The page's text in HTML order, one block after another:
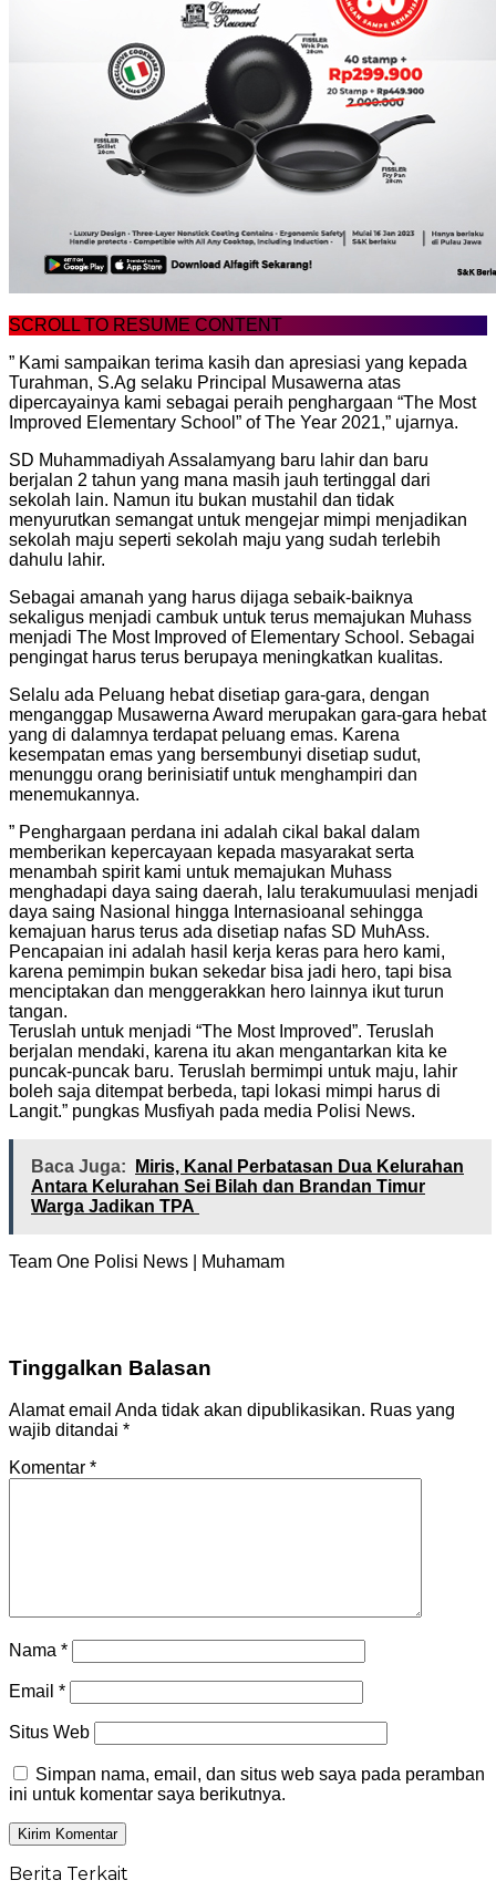
SCROLL TO RESUME CONTENT
” Kami sampaikan terima kasih dan apresiasi yang kepada
Turahman, S.Ag selaku Principal Musawerna atas
dipercayainya kami sebagai peraih penghargaan “The Most
Improved Elementary School” of The Year 2021,” ujarnya.
SD Muhammadiyah Assalamyang baru lahir dan baru
berjalan 2 tahun yang mana masih jauh tertinggal dari
sekolah lain. Namun itu bukan mustahil dan tidak
menyurutkan semangat untuk mengejar mimpi menjadikan
sekolah maju seperti sekolah maju yang sudah terlebih
dahulu lahir.
Sebagai amanah yang harus dijaga sebaik-baiknya
sekaligus menjadi cambuk untuk terus memajukan Muhass
menjadi The Most Improved of Elementary School. Sebagai
pengingat harus terus berupaya meningkatkan kualitas.
Selalu ada Peluang hebat disetiap gara-gara, dengan
menganggap Musawerna Award merupakan gara-gara hebat
yang di dalamnya terdapat peluang emas. Karena
kesempatan emas yang bersembunyi disetiap sudut,
menunggu orang berinisiatif untuk menghampiri dan
menemukannya.
” Penghargaan perdana ini adalah cikal bakal dalam
memberikan kepercayaan kepada masyarakat serta
menambah spirit kami untuk memajukan Muhass
menghadapi daya saing daerah, lalu terakumuulasi menjadi
daya saing Nasional hingga Internasioanal sehingga
kemajuan harus terus ada disetiap nafas SD MuhAss.
Pencapaian ini adalah hasil kerja keras para hero kami,
karena pemimpin bukan sekedar bisa jadi hero, tapi bisa
menciptakan dan menggerakkan hero lainnya ikut turun
tangan.
Teruslah untuk menjadi “The Most Improved”. Teruslah
berjalan mendaki, karena itu akan mengantarkan kita ke
puncak-puncak baru. Teruslah bermimpi untuk maju, lahir
boleh saja ditempat berbeda, tapi lokasi mimpi harus di
Langit.” pungkas Musfiyah pada media Polisi News.
Baca Juga:
Miris, Kanal Perbatasan Dua Kelurahan
Antara Kelurahan Sei Bilah dan Brandan Timur
Warga Jadikan TPA
Team One Polisi News | Muhamam
Tinggalkan Balasan
Alamat email Anda tidak akan dipublikasikan. Ruas yang
wajib ditandai *
Komentar *
Nama *
Email *
Situs Web
Simpan nama, email, dan situs web saya pada peramban
ini untuk komentar saya berikutnya.
Berita Terkait